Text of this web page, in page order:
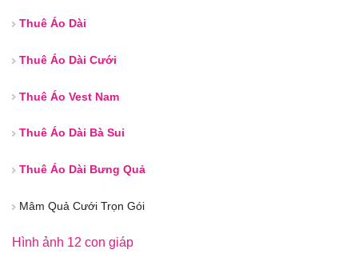
Thuê Áo Dài
Thuê Áo Dài Cưới
Thuê Áo Vest Nam
Thuê Áo Dài Bà Sui
Thuê Áo Dài Bưng Quả
Mâm Quả Cưới Trọn Gói
Hình ảnh 12 con giáp